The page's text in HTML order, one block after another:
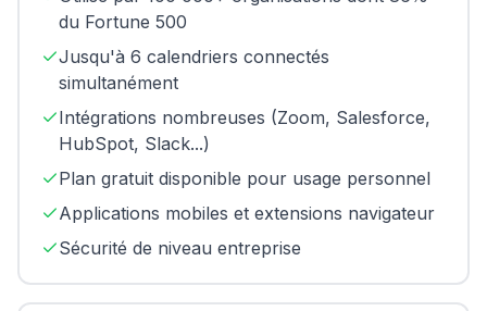
du Fortune 500
Jusqu'à 6 calendriers connectés
simultanément
Intégrations nombreuses (Zoom, Salesforce,
HubSpot, Slack...)
Plan gratuit disponible pour usage personnel
Applications mobiles et extensions navigateur
Sécurité de niveau entreprise